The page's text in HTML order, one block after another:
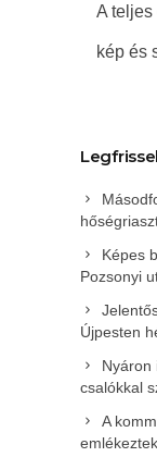
A teljes
kép és
Képes
Pozsonyi
Újpesten
Nyáron
csalókkal
A
emlékeztek